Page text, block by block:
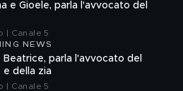
e Gioele, parla l'avvocato del
| Canale 5
NEWS
Beatrice, parla l'avvocato del
e della zia
| Canale 5